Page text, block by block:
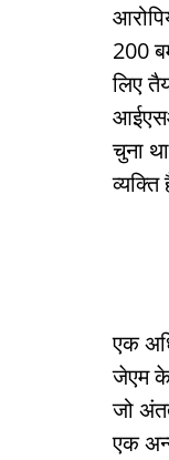
200
लिए
चुना
एक
जेएम के
जो
एक